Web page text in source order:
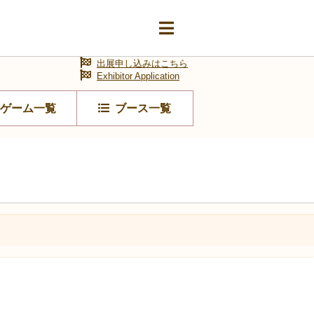
ゲーム一覧 ブース一覧
出展申し込みはこちら
Exhibitor Application